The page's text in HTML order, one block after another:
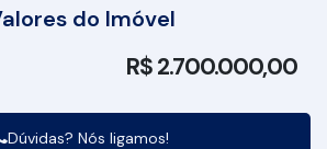
do Imóvel
R$2.700.000,00
Dúvidas? Nós ligamos!